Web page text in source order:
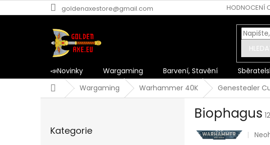
na
goldenaxestore@gmail.com HODNOCENÍ
📣Novinky Wargaming Barvení, Stavění
DomůWargaming Warhammer 40K Genestealer
kategorie
Kategorie
Biophagus